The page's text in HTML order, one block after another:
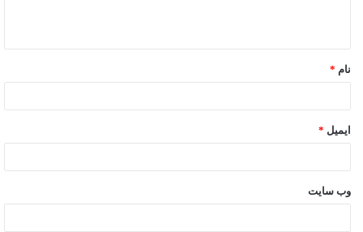
نام *
ایمیل *
وب‌ سایت